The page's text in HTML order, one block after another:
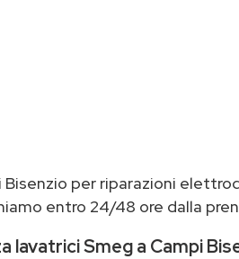
per riparazioni
entro 24/48 ore dalla
lavatrici Smeg a Campi